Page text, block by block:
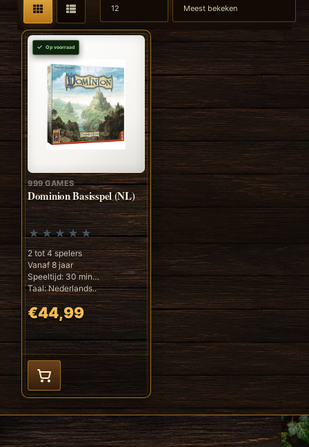
Op voorraad
999 GAMES
Dominion Basisspel (NL)
2 tot 4 spelers
Vanaf 8 jaar
Speeltijd: 30 min
Taal: Nederlands..
€44,99